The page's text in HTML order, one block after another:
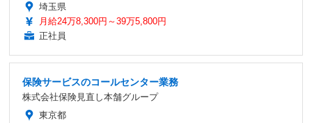
埼玉県
月給24万8,300円～39万5,800円
正社員
保険サービスのコールセンター業務
株式会社保険見直し本舗グループ
東京都